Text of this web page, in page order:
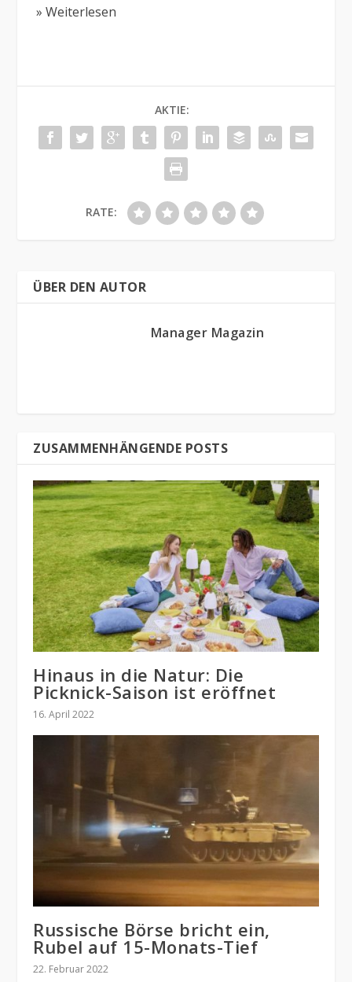
» Weiterlesen
AKTIE:
RATE:
ÜBER DEN AUTOR
Manager Magazin
ZUSAMMENHÄNGENDE POSTS
Hinaus in die Natur: Die
Picknick-Saison ist eröffnet
16. April 2022
Russische Börse bricht ein,
Rubel auf 15-Monats-Tief
22. Februar 2022